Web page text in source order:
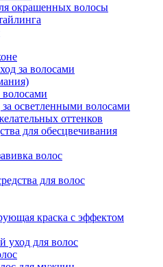
окрашенных волосы
за волосами
волосами
осветленными волосами
оттенков
для обесцвечивания
волос
для волос
краска с эффектом
уход для волос